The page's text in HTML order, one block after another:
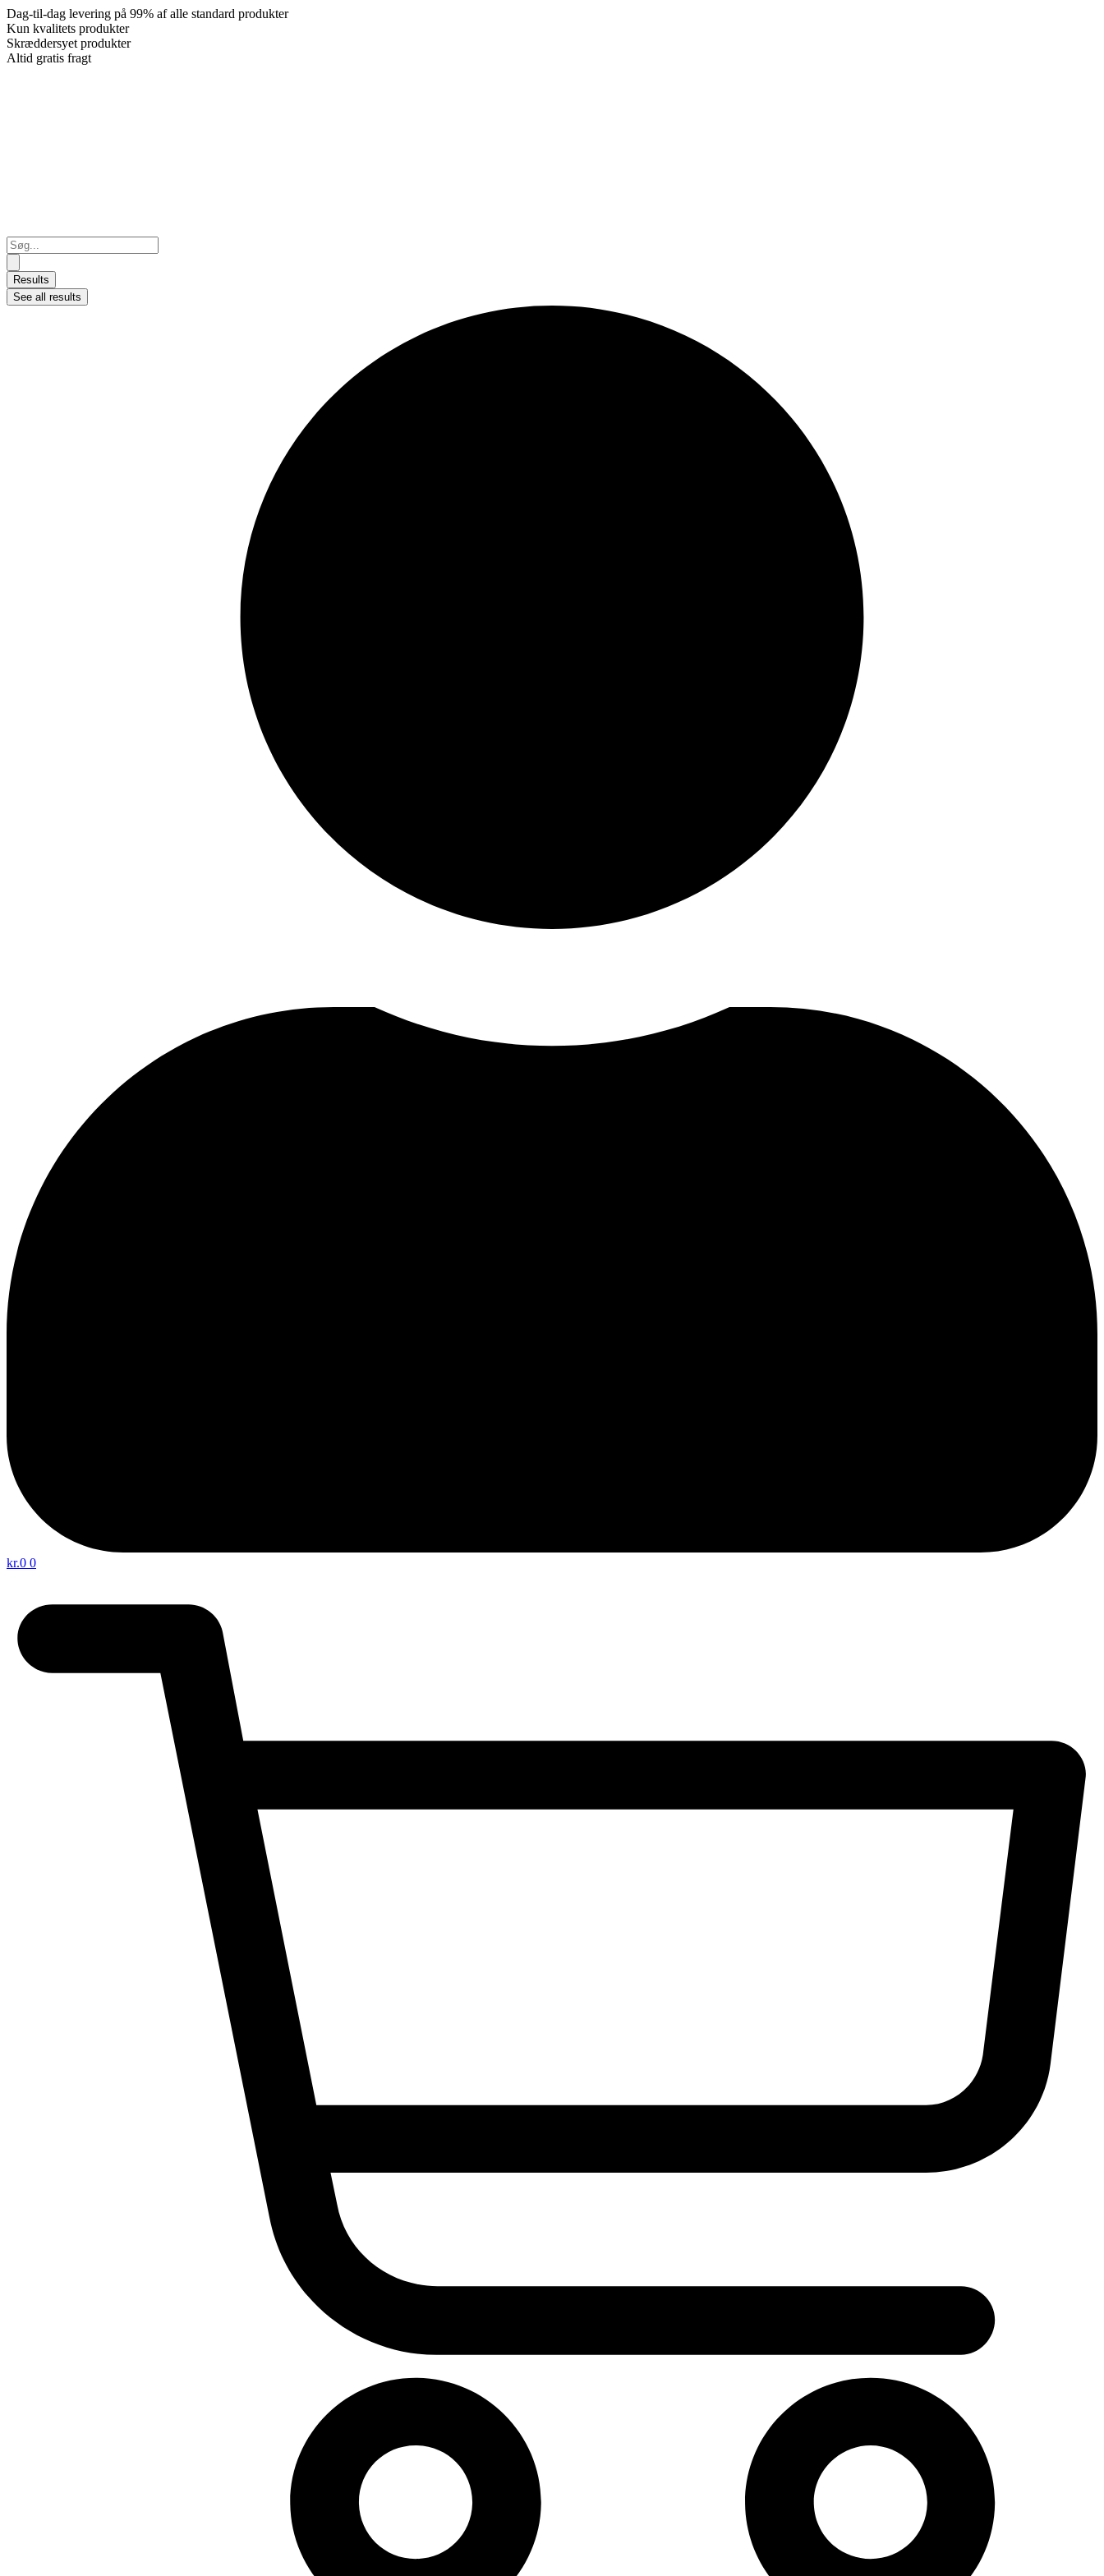
Dag-til-dag levering på 99% af alle standard produkter
Kun kvalitets produkter
Skræddersyet produkter
Altid gratis fragt
Search
...
Results
See all results
kr.0 0